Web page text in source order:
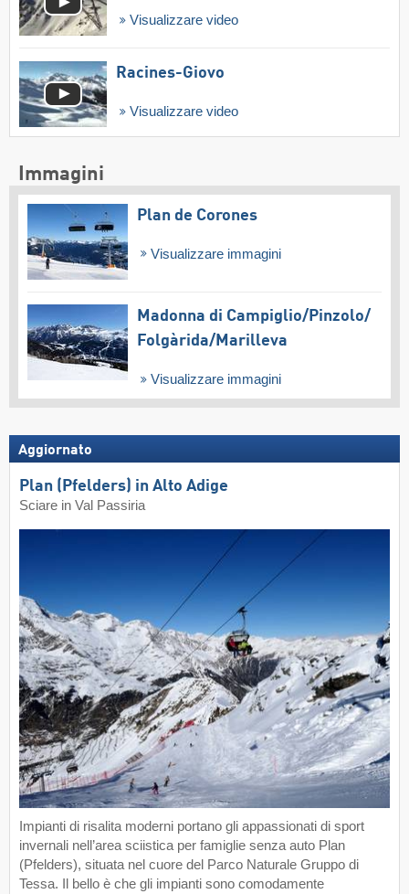
Visualizzare video
Racines-Giovo
Visualizzare video
Immagini
Plan de Corones
Visualizzare immagini
Madonna di Campiglio/​Pinzolo/​
Folgàrida/​Marilleva
Visualizzare immagini
Aggiornato
Plan (Pfelders) in Alto Adige
Sciare in Val Passiria
Impianti di risalita moderni portano gli appassionati di sport
invernali nell’area sciistica per famiglie senza auto Plan
(Pfelders), situata nel cuore del Parco Naturale Gruppo di
Tessa. Il bello è che gli impianti sono comodamente